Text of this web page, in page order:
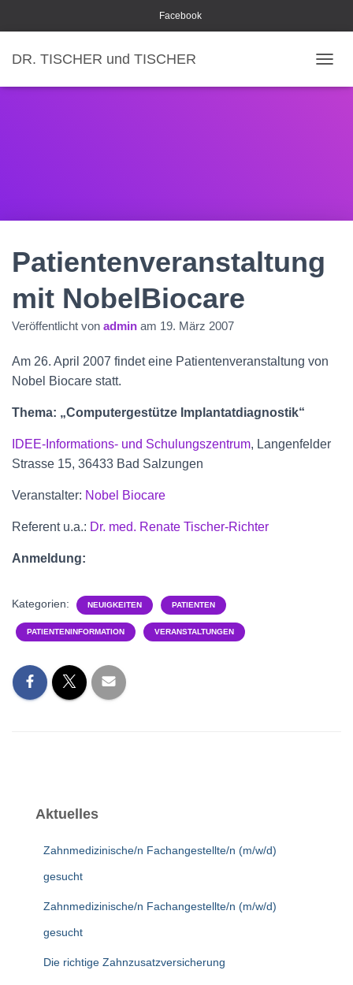
Facebook
DR. TISCHER und TISCHER
Patientenveranstaltung
mit NobelBiocare
Veröffentlicht von admin am 19. März 2007
Am 26. April 2007 findet eine Patientenveranstaltung von
Nobel Biocare statt.
Thema: „Computergestütze Implantatdiagnostik“
IDEE-Informations- und Schulungszentrum, Langenfelder
Strasse 15, 36433 Bad Salzungen
Veranstalter: Nobel Biocare
Referent u.a.: Dr. med. Renate Tischer-Richter
Anmeldung:
Kategorien: NEUIGKEITEN PATIENTEN
PATIENTENINFORMATION VERANSTALTUNGEN
Aktuelles
Zahnmedizinische/n Fachangestellte/n (m/w/d)
gesucht
Zahnmedizinische/n Fachangestellte/n (m/w/d)
gesucht
Die richtige Zahnzusatzversicherung